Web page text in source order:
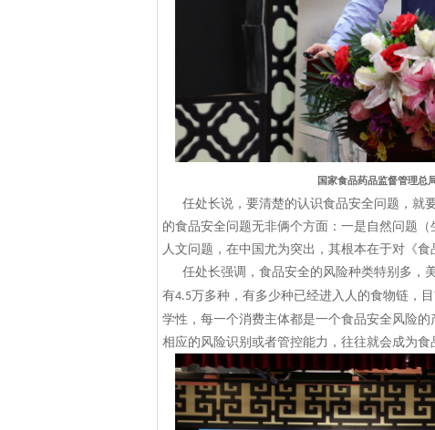
国家食品药品监督管理总
任处长说，要清楚的认识食品安全问题，就
的食品安全问题无非俩个方面：一是自然问题
人文问题，在中国尤为突出，其根本在于对《食
任处长强调，食品安全的风险种类特别多，
有4.5万多种，有多少种已经进入人的食物链，
学性，每一个消费主体都是一个食品安全风险
相应的风险识别或者管控能力，往往就会成为食